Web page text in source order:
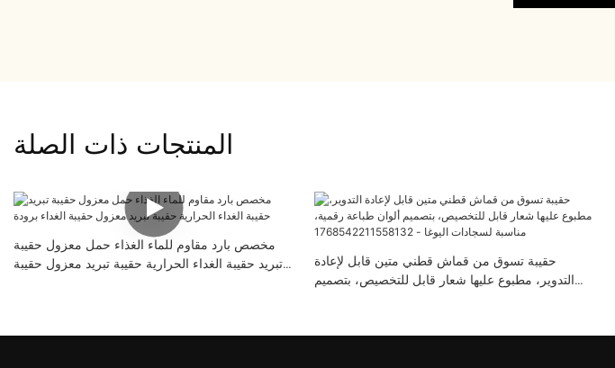
المنتجات ذات الصلة
مخصص بارد مقاوم للماء الغذاء حمل معزول حقيبة
تبريد حقيبة الغداء الحرارية حقيبة تبريد معزول حقيبة
حقيبة تسوق من قماش قطني متين قابل لإعادة
التدوير، مطبوع عليها شعار قابل للتخصيص، بتصميم